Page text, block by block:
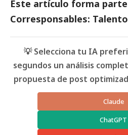
Este artículo forma parte
Corresponsables:
💡 Selecciona tu IA
segundos un análisis
propuesta de post
Claude
ChatGPT